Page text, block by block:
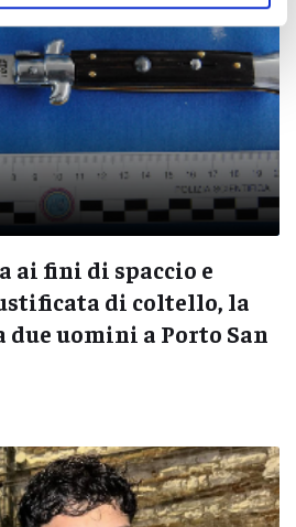
ai fini di spaccio e
di coltello, la
uomini a Porto San